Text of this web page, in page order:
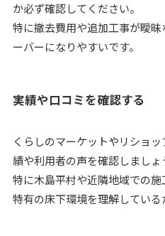
か必ず確認してください。
特に撤去費用や追加工事が曖
ーバーになりやすいです。
実績や口コミを確認する
くらしのマーケットやリショ
績や利用者の声を確認しましょ
特に木島平村や近隣地域での
特有の床下環境を理解している